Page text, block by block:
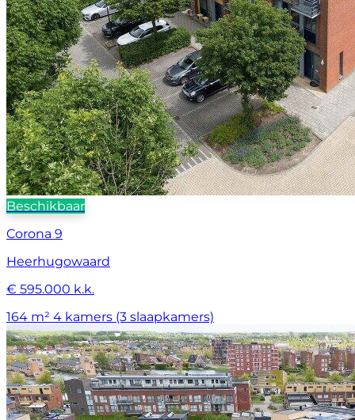
Beschikbaar
Corona 9
Heerhugowaard
€ 595.000 k.k.
164 m² 4 kamers (3 slaapkamers)